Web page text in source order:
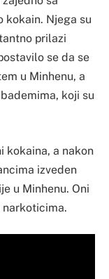
kokain. Njega su
prilazi
se da se
u Minhenu, a
koji su
kokaina, a nakon
izveden
u Minhenu. Oni
narkoticima.